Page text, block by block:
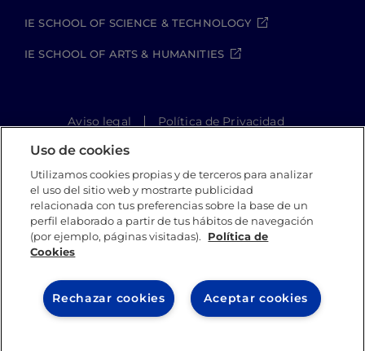
IE SCHOOL OF SCIENCE & TECHNOLOGY
IE SCHOOL OF ARTS & HUMANITIES
Aviso legal
Política de Privacidad
Política de Cookies
Canal Compliance
Site Map
IE University 2026
Uso de cookies
Utilizamos cookies propias y de terceros para analizar
el uso del sitio web y mostrarte publicidad
relacionada con tus preferencias sobre la base de un
perfil elaborado a partir de tus hábitos de navegación
(por ejemplo, páginas visitadas).
Política de
Cookies
Aceptar cookies
Rechazar cookies